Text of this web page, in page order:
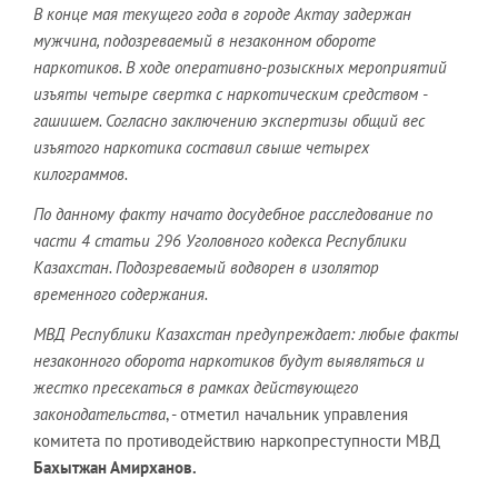
В конце мая текущего года в городе Актау задержан
мужчина, подозреваемый в незаконном обороте
наркотиков. В ходе оперативно-розыскных мероприятий
изъяты четыре свертка с наркотическим средством -
гашишем. Согласно заключению экспертизы общий вес
изъятого наркотика составил свыше четырех
килограммов.
По данному факту начато досудебное расследование по
части 4 статьи 296 Уголовного кодекса Республики
Казахстан. Подозреваемый водворен в изолятор
временного содержания.
МВД Республики Казахстан предупреждает: любые факты
незаконного оборота наркотиков будут выявляться и
жестко пресекаться в рамках действующего
законодательства, - отметил начальник управления
комитета по противодействию наркопреступности МВД
Бахытжан Амирханов.